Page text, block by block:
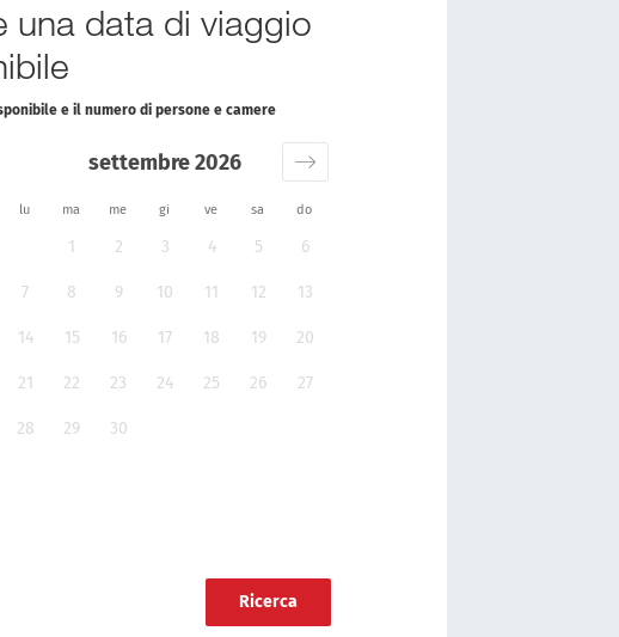
una data di viaggio
e il numero di persone e camere
lu ma me gi ve sa do
settembre 2026
1 2 3 4 5 6
7 8 9 10 11 12 13
14 15 16 17 18 19 20
21 22 23 24 25 26 27
28 29 30
Ricerca